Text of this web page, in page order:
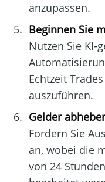
anzupassen.
Beginnen Sie
Nutzen Sie KI-
Echtzeit
auszuführen.
Gelder
Fordern Sie
an, wobei die
von 24